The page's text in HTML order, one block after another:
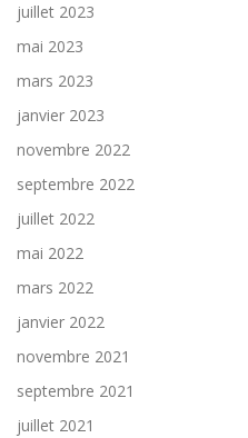
juillet 2023
mai 2023
mars 2023
janvier 2023
novembre 2022
septembre 2022
juillet 2022
mai 2022
mars 2022
janvier 2022
novembre 2021
septembre 2021
juillet 2021